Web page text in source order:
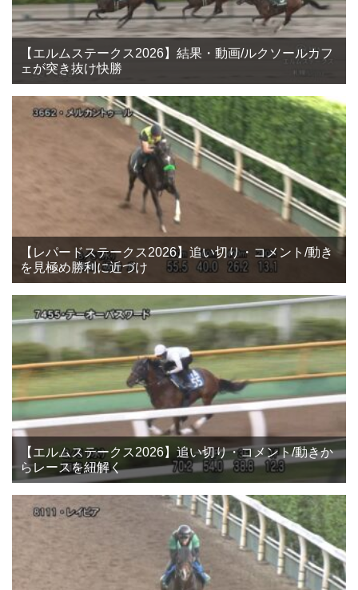
【エルムステークス2026】結果・動画/ルクソールカフ
ェが突き抜け快勝
【レパードステークス2026】追い切り・コメント/動き
を見極め勝利に近づけ
【エルムステークス2026】追い切り・コメント/動きか
らレースを紐解く